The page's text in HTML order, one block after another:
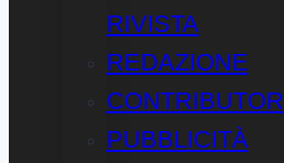
RIVISTA
REDAZIONE
CONTRIBUTOR
PUBBLICITÀ